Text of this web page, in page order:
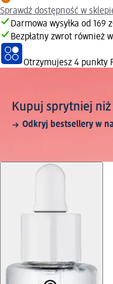
Sprawdź dostępność w
Darmowa wysyłka od 169
Bezpłatny zwrot również
Otrzymujesz 4 punkty
Kupuj sprytniej
Odkryj bestsellery w